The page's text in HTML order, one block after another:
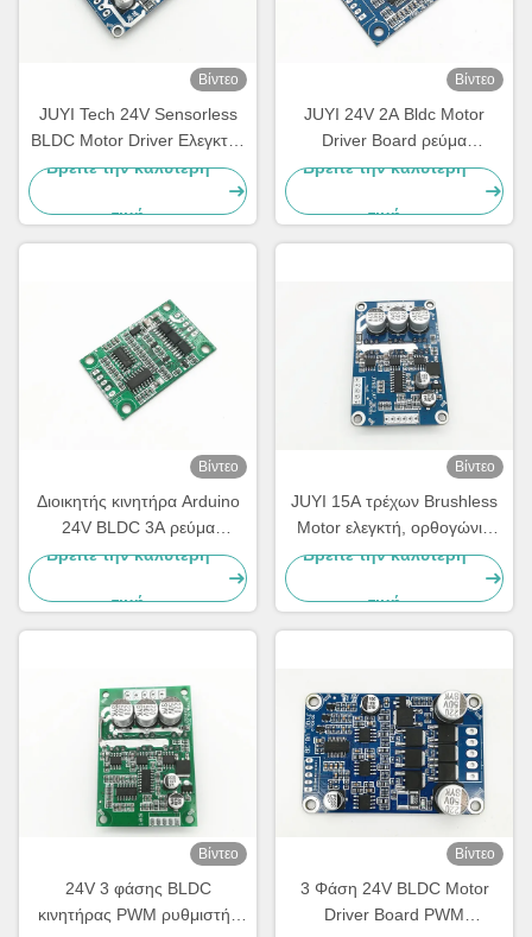
Βίντεο
JUYI Tech 24V Sensorless
BLDC Motor Driver Ελεγκτής
κινητήρα, Bldc Driver Board
Για κεντρίφιο αναπνευστήρα
Βρείτε την καλύτερη
τιμή
Βίντεο
JUYI 24V 2A Bldc Motor
Driver Board ρεύμα
μεταβλητής ταχύτητας
αισθητήρα θερμοκρασίας
Βρείτε την καλύτερη
τιμή
Βίντεο
Διοικητής κινητήρα Arduino
24V BLDC 3A ρεύμα
συμπαγές μέγεθος JYQD-
Βρείτε την καλύτερη
τιμή
Βίντεο
JUYI 15A τρέχων Brushless
Motor ελεγκτή, ορθογώνιο
Brushless ρυθμιστή
Board
Βρείτε την καλύτερη
τιμή
Βίντεο
24V 3 φάσης BLDC
κινητήρας PWM ρυθμιστής
Βίντεο
3 Φάση 24V BLDC Motor
Driver Board PWM